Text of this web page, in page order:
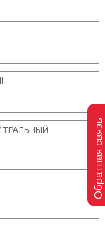
Обратная связь